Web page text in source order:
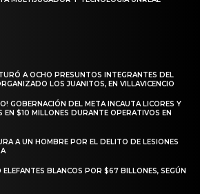
A OCHO PRESUNTOS INTEGRANTES DEL
LOS JUANITOS, EN VILLAVICENCIO
GOBERNACIÓN DEL META INCAUTA LICORES Y
EN $10 MILLONES DURANTE OPERATIVOS EN
A UN HOMBRE POR EL DELITO DE LESIONES
BLANCOS POR $67 BILLONES, SEGÚN